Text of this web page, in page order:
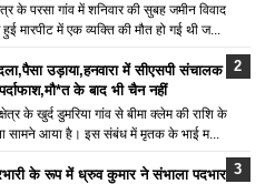
के परसा गांव में शनिवार की सुबह जमीन विवाद
मारपीट में एक व्यक्ति की मौत हो गई थी ज...
उड़ाया,हनवारा में सीएसपी संचालक
के बाद भी चैन नहीं
के खुर्द डुमरिया गांव से बीमा क्लेम की राशि के
सामने आया है। इस संबंध में मृतक के भाई म...
के रूप में ध्रुव कुमार ने संभाला पदभार